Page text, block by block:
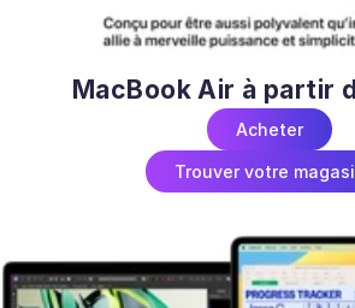
MacBook Air à partir
Acheter
Trouver votre